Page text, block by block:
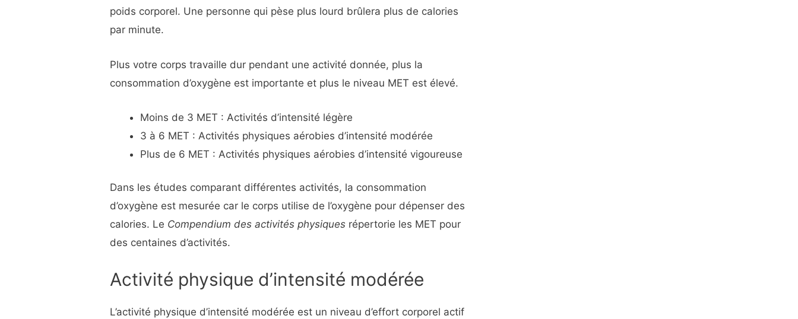
poids corporel. Une personne qui pèse plus lourd brûlera plus de calories
par minute.
Plus votre corps travaille dur pendant une activité donnée, plus la
consommation d’oxygène est importante et plus le niveau MET est élevé.
Moins de 3 MET : Activités d’intensité légère
3 à 6 MET : Activités physiques aérobies d’intensité modérée
Plus de 6 MET : Activités physiques aérobies d’intensité vigoureuse
Dans les études comparant différentes activités, la consommation
d’oxygène est mesurée car le corps utilise de l’oxygène pour dépenser des
calories. Le Compendium des activités physiques répertorie les MET pour
des centaines d’activités.
Activité physique d’intensité modérée
L’activité physique d’intensité modérée est un niveau d’effort corporel actif